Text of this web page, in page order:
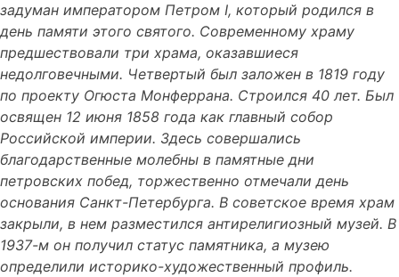
задуман императором Петром I, который родился в
день памяти этого святого. Современному храму
предшествовали три храма, оказавшиеся
недолговечными. Четвертый был заложен в 1819 году
по проекту Огюста Монферрана. Строился 40 лет. Был
освящен 12 июня 1858 года как главный собор
Российской империи. Здесь совершались
благодарственные молебны в памятные дни
петровских побед, торжественно отмечали день
основания Санкт-Петербурга. В советское время храм
закрыли, в нем разместился антирелигиозный музей. В
1937-м он получил статус памятника, а музею
определили историко-художественный профиль.